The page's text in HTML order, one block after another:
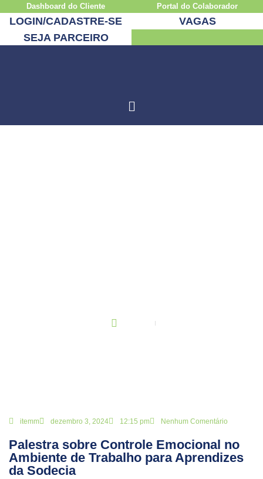
Dashboard do Cliente Portal do Colaborador
LOGIN/CADASTRE-SE
VAGAS
SEJA PARCEIRO
Principal
itemm dezembro 3, 2024 12:15 pm Nenhum Comentário
Palestra sobre Controle Emocional no
Ambiente de Trabalho para Aprendizes
da Sodecia